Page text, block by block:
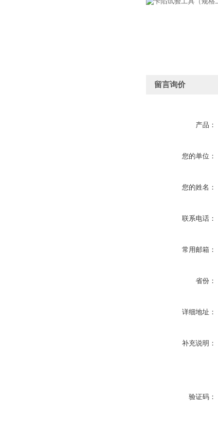
留言询价
产品：
您的单位：
您的姓名：
联系电话：
常用邮箱：
省份：
详细地址：
补充说明：
验证码：